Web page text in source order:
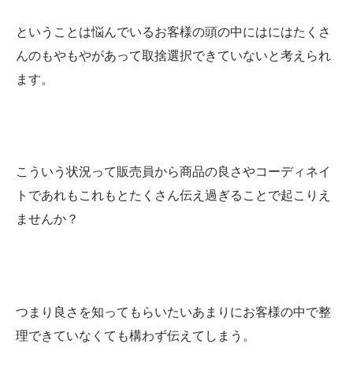
ということは悩んでいるお客様の頭の中にはにはたくさ
んのもやもやがあって取捨選択できていないと考えられ
ます。
こういう状況って販売員から商品の良さやコーディネイ
トであれもこれもとたくさん伝え過ぎることで起こりえ
ませんか？
つまり良さを知ってもらいたいあまりにお客様の中で整
理できていなくても構わず伝えてしまう。